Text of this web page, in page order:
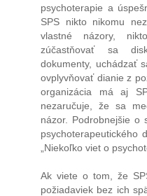
psychoterapie a
SPS nikto nikomu
vlastné názory,
zúčastňovať sa
dokumenty, uchádzať
ovplyvňovať dianie z
organizácia má aj
nezaručuje, že sa
názor. Podrobnejšie o
psychoterapeutického
„Niekoľko viet o
Ak viete o tom, že
požiadaviek bez ich